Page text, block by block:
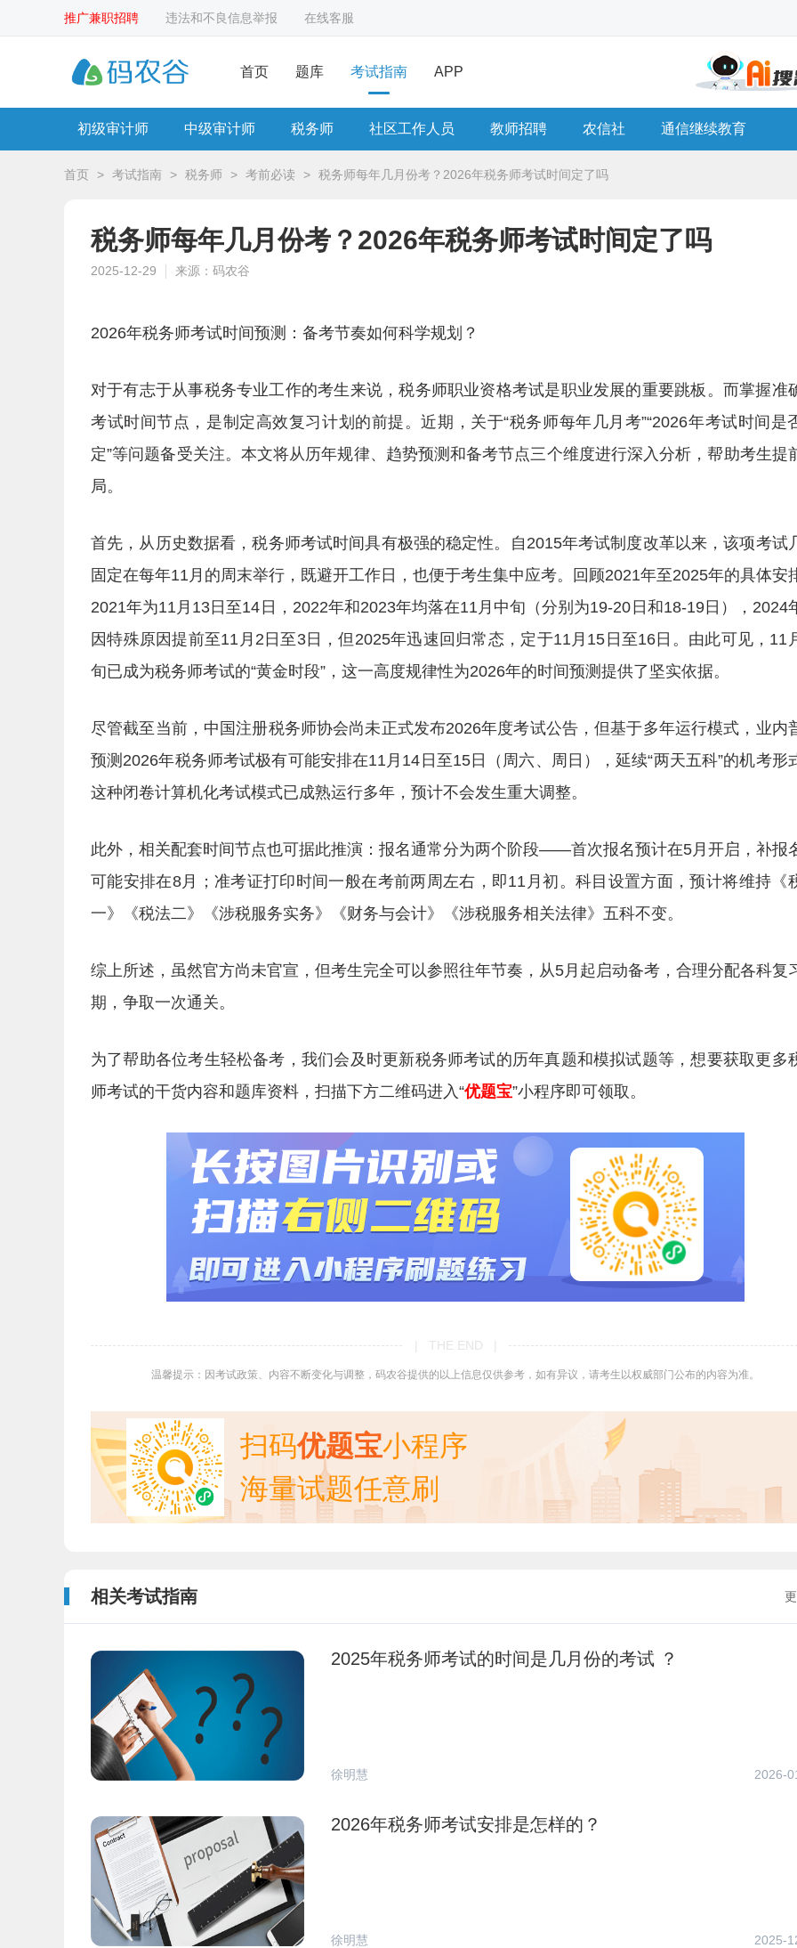
推广兼职招聘 违法和不良信息举报 在线客服
首页 题库 考试指南 APP
初级审计师 中级审计师 税务师 社区工作人员 教师招聘 农信社 通信继续教育
首页 > 考试指南 > 税务师 > 考前必读 > 税务师每年几月份考？2026年税务师考试时间定了吗
税务师每年几月份考？2026年税务师考试时间定了吗
2025-12-29 来源：码农谷
2026年税务师考试时间预测：备考节奏如何科学规划？
对于有志于从事税务专业工作的考生来说，税务师职业资格考试是职业发展的重要跳板。而掌握准
考试时间节点，是制定高效复习计划的前提。近期，关于“税务师每年几月考”“2026年考试时间是
定”等问题备受关注。本文将从历年规律、趋势预测和备考节点三个维度进行深入分析，帮助考生提
局。
首先，从历史数据看，税务师考试时间具有极强的稳定性。自2015年考试制度改革以来，该项考试
固定在每年11月的周末举行，既避开工作日，也便于考生集中应考。回顾2021年至2025年的具体安
2021年为11月13日至14日，2022年和2023年均落在11月中旬（分别为19-20日和18-19日），2024
因特殊原因提前至11月2日至3日，但2025年迅速回归常态，定于11月15日至16日。由此可见，11
旬已成为税务师考试的“黄金时段”，这一高度规律性为2026年的时间预测提供了坚实依据。
尽管截至当前，中国注册税务师协会尚未正式发布2026年度考试公告，但基于多年运行模式，业内
预测2026年税务师考试极有可能安排在11月14日至15日（周六、周日），延续“两天五科”的机考形
这种闭卷计算机化考试模式已成熟运行多年，预计不会发生重大调整。
此外，相关配套时间节点也可据此推演：报名通常分为两个阶段——首次报名预计在5月开启，补报
可能安排在8月；准考证打印时间一般在考前两周左右，即11月初。科目设置方面，预计将维持《
一》《税法二》《涉税服务实务》《财务与会计》《涉税服务相关法律》五科不变。
综上所述，虽然官方尚未官宣，但考生完全可以参照往年节奏，从5月起启动备考，合理分配各科复
期，争取一次通关。
为了帮助各位考生轻松备考，我们会及时更新税务师考试的历年真题和模拟试题等，想要获取更多
师考试的干货内容和题库资料，扫描下方二维码进入“优题宝”小程序即可领取。
| THE END |
温馨提示：因考试政策、内容不断变化与调整，码农谷提供的以上信息仅供参考，如有异议，请考生以权威部门公布的内容为准。
扫码优题宝小程序
海量试题任意刷
相关考试指南
2025年税务师考试的时间是几月份的考试 ？
徐明慧 2026-
2026年税务师考试安排是怎样的？
徐明慧 2025-